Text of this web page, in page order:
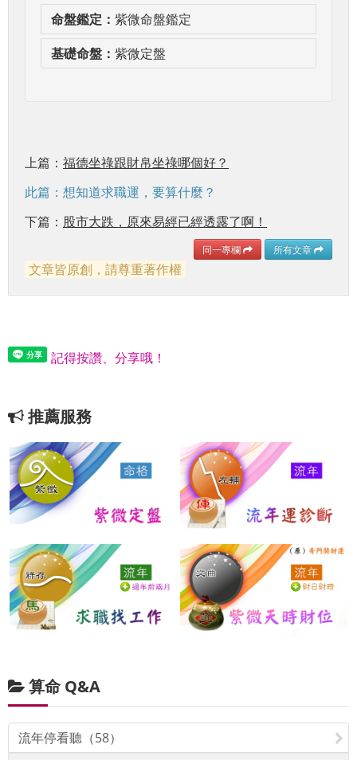
命盤鑑定： 紫微命盤鑑定
基礎命盤： 紫微定盤
上篇： 福德坐祿跟財帛坐祿哪個好？
此篇：想知道求職運，要算什麼？
下篇： 股市大跌，原來易經已經透露了啊！
同一專欄 所有文章
文章皆原創，請尊重著作權
記得按讚、分享哦！
推薦服務
算命 Q&A
流年停看聽（58）